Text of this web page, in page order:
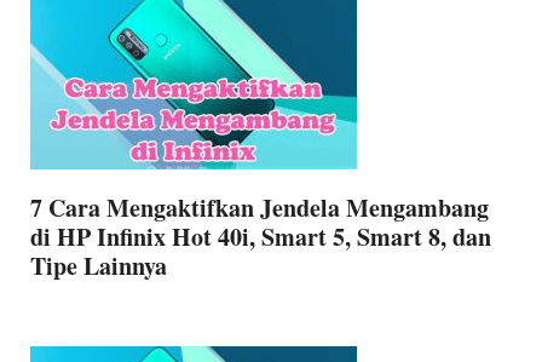
7 Cara Mengaktifkan Jendela Mengambang
di HP Infinix Hot 40i, Smart 5, Smart 8, dan
Tipe Lainnya